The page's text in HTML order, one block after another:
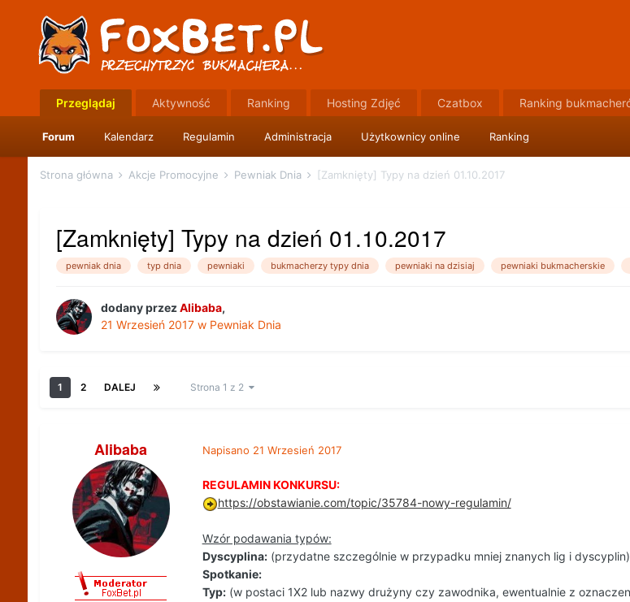
Przeglądaj
Forum Kalendarz Regulamin Administracja Użytkownicy online Ranking
Aktywność Ranking Hosting Zdjęć Czatbox Ranking
Strona główna Akcje Promocyjne Pewniak Dnia [Zamknięty] Typy na dzień 01.10.2017
[Zamknięty] Typy na dzień 01.10.2017
pewniak dnia typ dnia pewniaki bukmacherzy typy dnia pewniaki na dzisiaj pewniaki bukmacherskie
dodany przezAlibaba,
21 Wrzesień 2017w Pewniak Dnia
1 2 DALEJ Strona 1 z 2
Alibaba Napisano 21 Wrzesień 2017
REGULAMIN KONKURSU:
https://obstawianie.com/topic/35784-nowy-regulamin/
Wzór podawania typów:
Dyscyplina:(przydatne szczególnie w przypadku mniej znanych lig i dyscyplin)
Spotkanie:
Typ:(w postaci 1X2 lub nazwy drużyny czy zawodnika, ewentualnie z